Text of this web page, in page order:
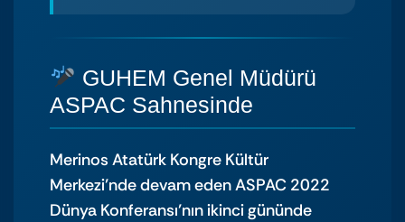
GUHEM Genel Müdürü
ASPAC Sahnesinde
Merinos Atatürk Kongre Kültür
Merkezi’nde devam eden ASPAC 2022
Dünya Konferansı’nın ikinci gününde